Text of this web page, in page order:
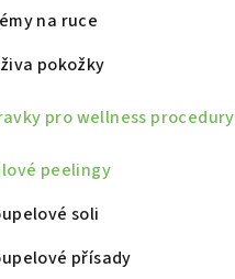
na ruce
pokožky
pro wellness procedury
peelingy
soli
přísady